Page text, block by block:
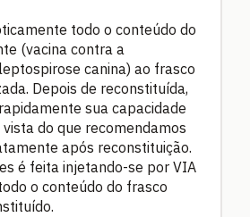
todo o conteúdo do
(vacina contra a
canina) ao frasco
Depois de reconstituída,
sua capacidade
vista do que recomendamos
após reconstituição.
é feita injetando-se por VIA
o conteúdo do frasco